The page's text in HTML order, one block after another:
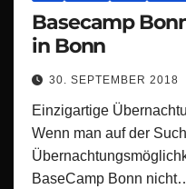
Basecamp
in Bonn
30. SEPTEMBER 2018
Einzigartige
Wenn man auf der
BaseCamp Bonn